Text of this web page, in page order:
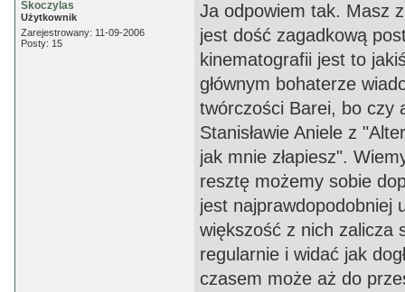
Skoczylas
Użytkownik
Zarejestrowany: 11-09-2006
Posty: 15
Ja odpowiem tak. Masz
jest dość zagadkową
kinematografii jest to
głównym bohaterze
twórczości Barei, bo czy
Stanisławie Aniele z
jak mnie złapiesz".
resztę możemy sobie
jest najprawdopodobniej
większość z nich zalicza
regularnie i widać jak
czasem może aż do